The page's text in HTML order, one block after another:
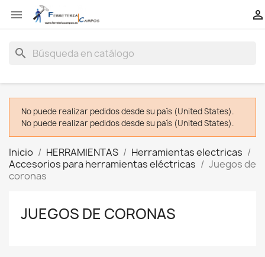
 
search
No puede realizar pedidos desde su país (United States).
No puede realizar pedidos desde su país (United States).
Inicio HERRAMIENTAS
Herramientas electricas
Accesorios para herramientas eléctricas
Juegos de
coronas
JUEGOS DE CORONAS